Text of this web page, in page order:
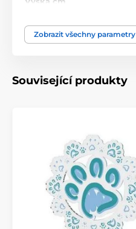
Motiv
Zobrazit všechny parametry
Související produkty